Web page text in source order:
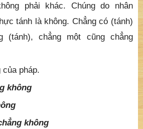
phải khác. Chúng do nhân
tánh là không. Chẳng có (tánh)
(tánh), chẳng một cũng chẳng
pháp.
không
không